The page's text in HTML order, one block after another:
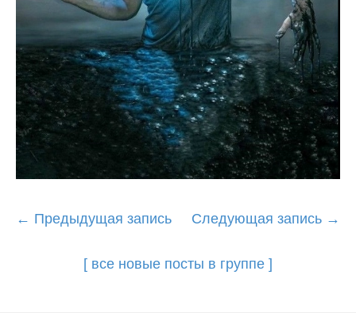
Post
← Предыдущая запись Следующая запись →
[ все новые посты в группе ]